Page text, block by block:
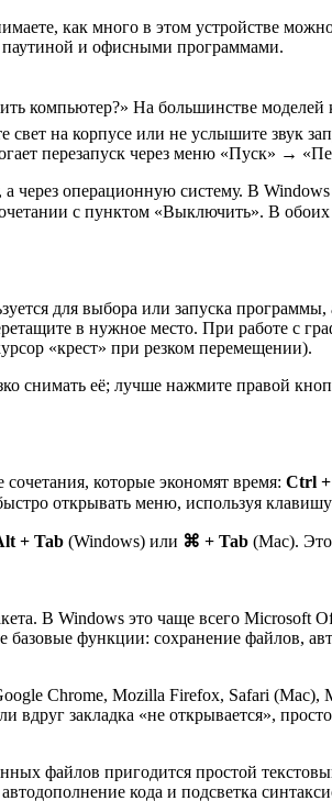
как много в этом устройстве
паутиной и офисными программами.
компьютер?» На большинстве
свет на корпусе или не услышите
перезапуск через меню «Пуск» →
через операционную систему. В
с пунктом «Выключить». В обоих
для выбора или запуска
в нужное место. При работе с
«крест» при резком перемещении).
снимать её; лучше нажмите правой
которые экономят время: Ctrl
открывать меню, используя клавишу
+ Tab (Windows) или ⌘ + Tab (Mac).
В Windows это чаще всего
функции: сохранение файлов,
Chrome, Mozilla Firefox, Safari (Mac),
вдруг закладка «не открывается»,
файлов пригодится простой
кода и подсветка